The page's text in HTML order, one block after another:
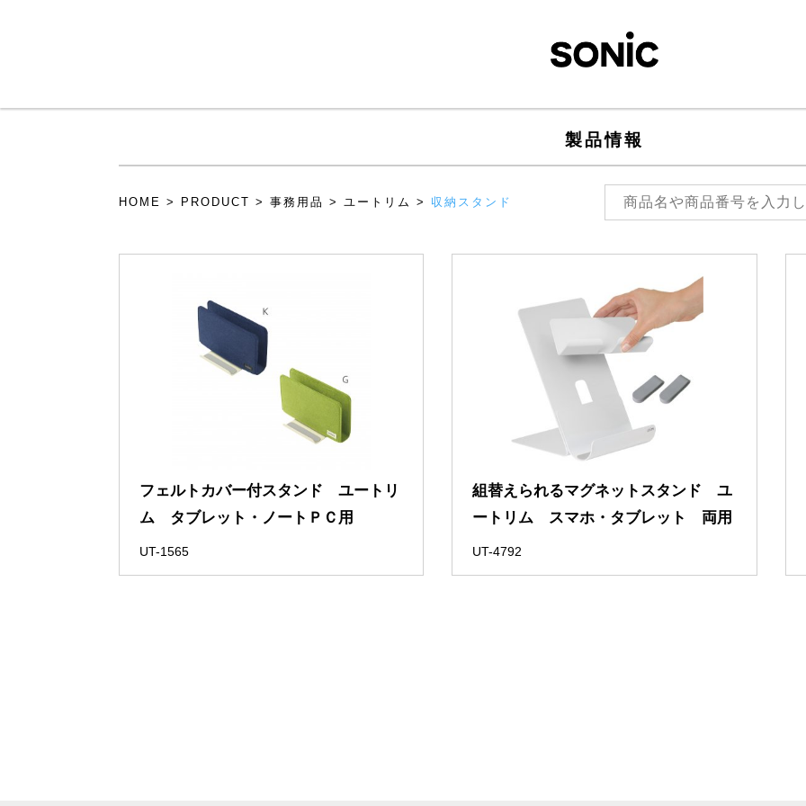
製品情報
HOME > PRODUCT > 事務用品 > ユートリム > 収納スタンド
フェルトカバー付スタンド ユートリ
ム タブレット・ノートＰＣ用
UT-1565
組替えられるマグネットスタンド ユ
ートリム スマホ・タブレット 両用
UT-4792